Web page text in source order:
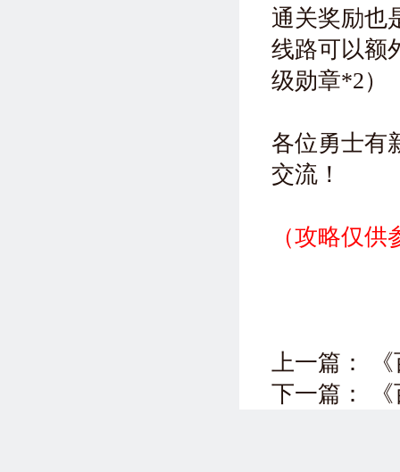
通关奖励也
线路可以额
级勋章*2）
各位勇士有
交流！
（攻略仅
上一篇：
下一篇：